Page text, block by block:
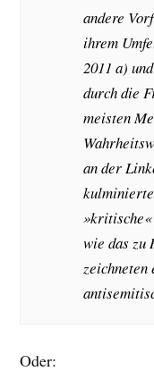
andere
ihrem
2011 a)
durch die
meisten
an der
»kritische«
wie das
Oder: